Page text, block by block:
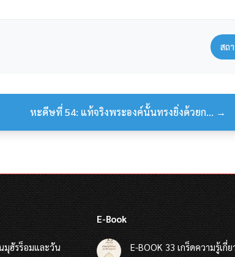
สถ
หะดีษที่ 54: แท้จริงพระองค์นั้นทรงยิ่งด้วยก... →
มุฮัรร็อมและวัน
E-Book
E-BOOK 33 เกร็ดความรู้เ